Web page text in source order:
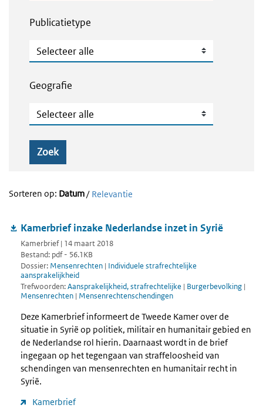
Publicatietype
Publicatietype
Geografie
Geografie
Zoek
Sorteren op: Datum/ Relevantie
Kamerbrief inzake Nederlandse inzet in Syrië
Kamerbrief | 14 maart 2018
Bestand: pdf - 56.1KB
Dossier: Mensenrechten | Individuele strafrechtelijke
aansprakelijkheid
Trefwoorden:Aansprakelijkheid, strafrechtelijke | Burgerbevolking |
Mensenrechten | Mensenrechtenschendingen
Deze Kamerbrief informeert de Tweede Kamer over de
situatie in Syrië op politiek, militair en humanitair gebied en
de Nederlandse rol hierin. Daarnaast wordt in de brief
ingegaan op het tegengaan van straffeloosheid van
schendingen van mensenrechten en humanitair recht in
Syrië.
Kamerbrief